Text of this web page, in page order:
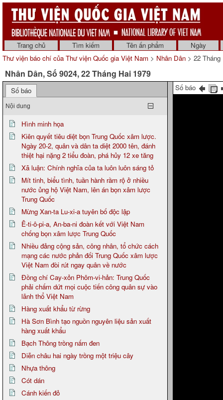
Trang chủ Tìm kiếm Tên ấn phẩm
Ngày
Thư viện báo chí của Thư viện Quốc gia Việt Nam > Nhân Dân > 22 Tháng
Nhân Dân, Số 9024, 22 Tháng Hai 1979
Số báo
Nội dung
Hình minh họa
Kiên quyết tiêu diệt bọn Trung Quốc xâm lược.
Ngày 20-2, quân và dân ta diệt 2000 tên, đánh
thiệt hại nặng 2 tiểu đoàn, phá hủy 12 xe tăng
Xã luận: Chính nghĩa của ta luôn luôn sáng tỏ
Mít tinh, biểu tình, tuần hành rầm rộ ở nhiều
nước ủng hộ Việt Nam, lên án bọn xâm lược
Trung Quốc
Mừng Xan-ta Lu-xi-a tuyên bố độc lập
Ê-ti-ô-pi-a, An-ba-ni đoàn kết với Việt Nam
chống bọn xâm lược Trung Quốc
Nhiều đảng cộng sản, công nhân, tổ chức cách
mạng các nước phản đối Trung Quốc xâm lược
Việt Nam đòi rút ngay quân về nước
Đồng chí Cay-xỏn Phôm-vi-hản: Trung Quốc
phải chấm dứt mọi cuộc tiến công quân sự vào
lãnh thổ Việt Nam
Hàng xuất khẩu từ rừng
Hà Sơn Bình tạo nguồn nguyên liệu sản xuất
hàng xuất khẩu
Bạch Thông trồng nấm đen
Diễn châu hai ngày trồng một triệu cây
Nhựa thông
Cót dán
Cánh kiến đỏ
Số báo